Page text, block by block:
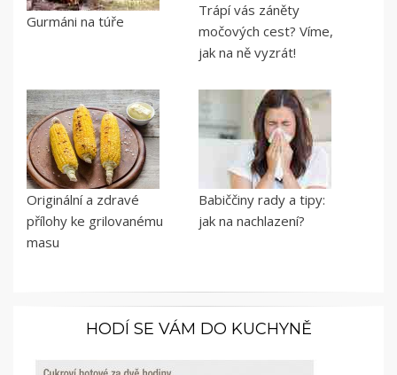
Gurmáni na túře
Trápí vás záněty
močových cest? Víme,
jak na ně vyzrát!
Originální a zdravé
přílohy ke grilovanému
masu
Babiččiny rady a tipy:
jak na nachlazení?
HODÍ SE VÁM DO KUCHYNĚ